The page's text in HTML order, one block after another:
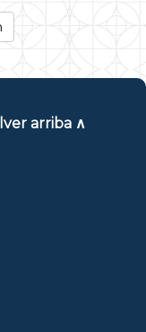
arriba ∧